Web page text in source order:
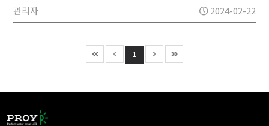
관리자
2024-02-22
1